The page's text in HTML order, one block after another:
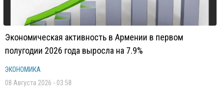
Экономическая активность в Армении в первом
полугодии 2026 года выросла на 7.9%
ЭКОНОМИКА
08 Августа 2026 - 03:58